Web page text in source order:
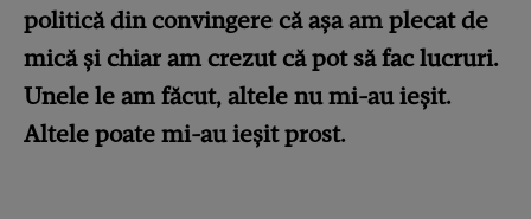
politică din convingere că așa am plecat de
mică și chiar am crezut că pot să fac lucruri.
Unele le am făcut, altele nu mi-au ieșit.
Altele poate mi-au ieșit prost.